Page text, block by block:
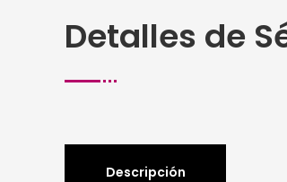
Detalles de
Descripción